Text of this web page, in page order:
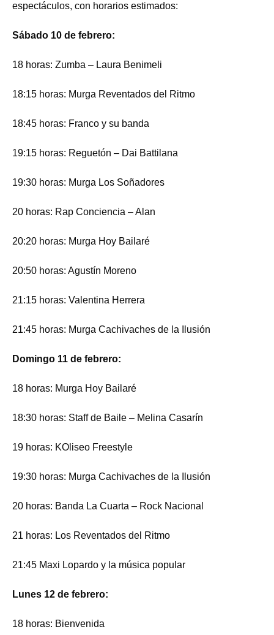
espectáculos, con horarios estimados:
Sábado 10 de febrero:
18 horas: Zumba – Laura Benimeli
18:15 horas: Murga Reventados del Ritmo
18:45 horas: Franco y su banda
19:15 horas: Reguetón – Dai Battilana
19:30 horas: Murga Los Soñadores
20 horas: Rap Conciencia – Alan
20:20 horas: Murga Hoy Bailaré
20:50 horas: Agustín Moreno
21:15 horas: Valentina Herrera
21:45 horas: Murga Cachivaches de la Ilusión
Domingo 11 de febrero:
18 horas: Murga Hoy Bailaré
18:30 horas: Staff de Baile – Melina Casarín
19 horas: KOliseo Freestyle
19:30 horas: Murga Cachivaches de la Ilusión
20 horas: Banda La Cuarta – Rock Nacional
21 horas: Los Reventados del Ritmo
21:45 Maxi Lopardo y la música popular
Lunes 12 de febrero:
18 horas: Bienvenida